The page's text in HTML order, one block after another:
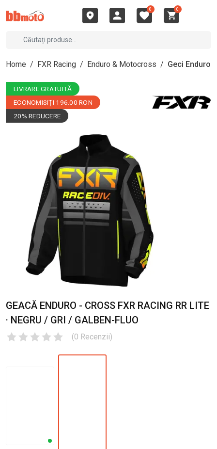
0 0
Home / FXR Racing / Enduro & Motocross / Geci Enduro
LIVRARE GRATUITĂ
ECONOMISIȚI 196.00 RON
20% REDUCERE
GEACĂ ENDURO - CROSS FXR RACING RR LITE
· NEGRU / GRI / GALBEN-FLUO
(0 Recenzii)